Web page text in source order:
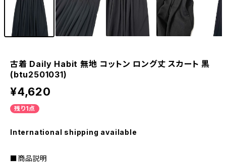
古着 Daily Habit 無地 コットン ロング丈 スカート 黒
(btu2501031)
¥4,620
残り1点
International shipping available
■商品説明